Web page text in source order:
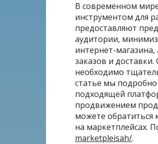
В современном
инструментом для
предоставляют
аудитории,
интернет-
заказов и
необходимо
статье мы
подходящей
продвижением
можете обратиться
на маркетплейсах.
marketpleisah/.